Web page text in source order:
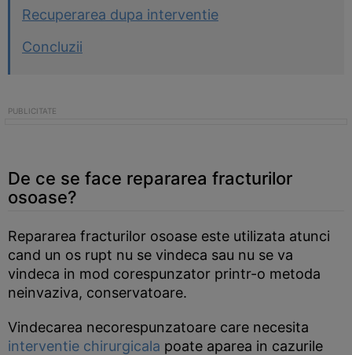
Recuperarea dupa interventie
Concluzii
De ce se face repararea fracturilor
osoase?
Repararea fracturilor osoase este utilizata atunci
cand un os rupt nu se vindeca sau nu se va
vindeca in mod corespunzator printr-o metoda
neinvaziva, conservatoare.
Vindecarea necorespunzatoare care necesita
interventie chirurgicala poate aparea in cazurile